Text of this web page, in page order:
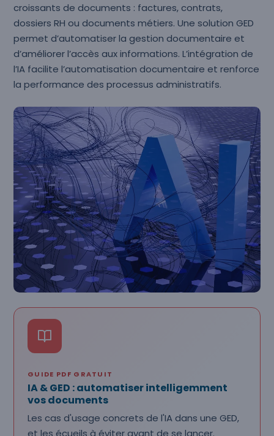
croissants de documents : factures, contrats,
dossiers RH ou documents métiers. Une solution GED
permet d’automatiser la gestion documentaire et
d’améliorer l’accès aux informations. L’intégration de
l’IA facilite l’automatisation documentaire et renforce
la performance des processus administratifs.
GUIDE PDF GRATUIT
IA & GED : automatiser intelligemment
vos documents
Les cas d'usage concrets de l'IA dans une GED,
et les écueils à éviter avant de se lancer.